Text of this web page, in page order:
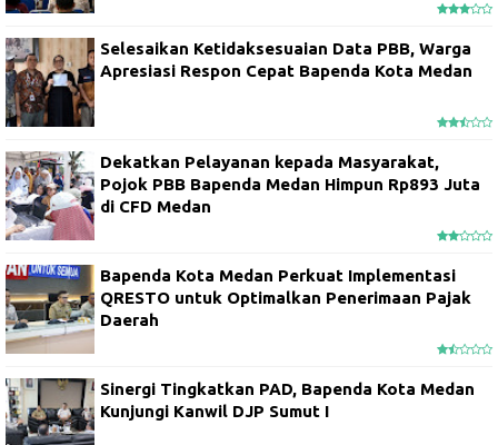
Selesaikan Ketidaksesuaian Data PBB, Warga
Apresiasi Respon Cepat Bapenda Kota Medan
Dekatkan Pelayanan kepada Masyarakat,
Pojok PBB Bapenda Medan Himpun Rp893 Juta
di CFD Medan
Bapenda Kota Medan Perkuat Implementasi
QRESTO untuk Optimalkan Penerimaan Pajak
Daerah
Sinergi Tingkatkan PAD, Bapenda Kota Medan
Kunjungi Kanwil DJP Sumut I